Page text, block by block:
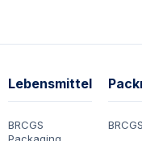
Lebensmittel
BRCGS